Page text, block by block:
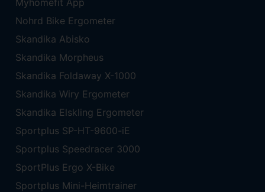
Myhomefit App
Nohrd Bike Ergometer
Skandika Abisko
Skandika Morpheus
Skandika Foldaway X-1000
Skandika Wiry Ergometer
Skandika Elskling Ergometer
Sportplus SP-HT-9600-iE
Sportplus Speedracer 3000
SportPlus Ergo X-Bike
Sportplus Mini-Heimtrainer